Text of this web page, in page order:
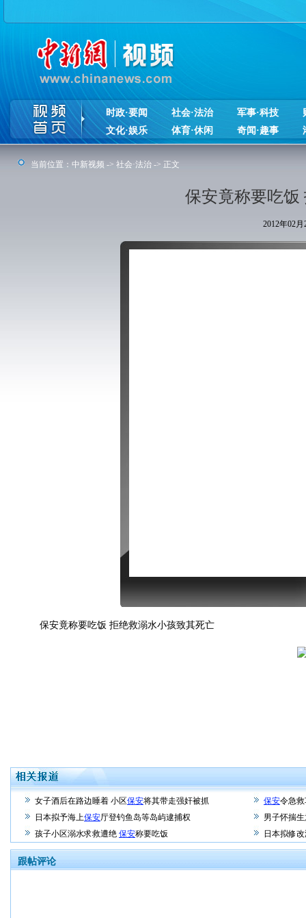
时政·要闻 社会·法治 军事·科技
文化·娱乐
体育·休闲 奇闻·趣事
当前位置： 中新视频 -> 社会·法治 -> 正文
保安竟称要吃饭
2012年02
保安竟称要吃饭 拒绝救溺水小孩致其死亡
女子酒后在路边睡着 小区保安将其带走强奸被抓 保安令急
日本拟予海上保安厅登钓鱼岛等岛屿逮捕权
男子怀揣
孩子小区溺水求救遭绝 保安称要吃饭 日本拟修
跟帖评论